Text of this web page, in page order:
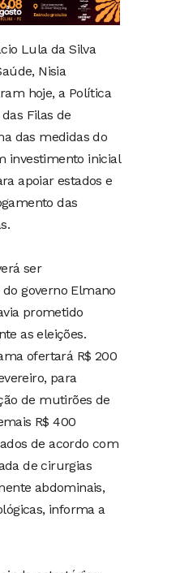
Lula da Silva
Nisia
hoje, a Política
Filas de
das medidas do
investimento inicial
apoiar estados e
das
ser
governo Elmano
prometido
as eleições.
ofertará R$ 200
para
de mutirões de
R$ 400
de acordo com
de cirurgias
abdominais,
informa a